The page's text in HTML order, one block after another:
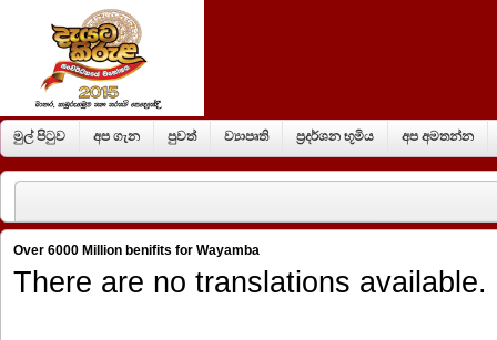
මුල් පිටුව අප ගැන පුවත් ව්‍යාපෘති ප්‍රදර්ශන භූමිය අප අමතන්න
Over 6000 Million benifits for Wayamba
There are no translations available.